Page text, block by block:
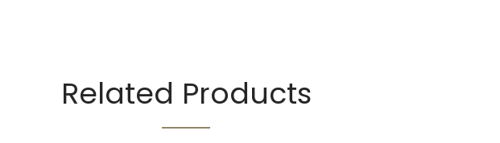
Related Products